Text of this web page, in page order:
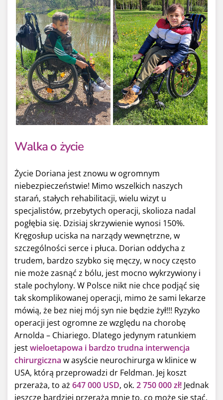
Walka o życie
Życie Doriana jest znowu w ogromnym
niebezpieczeństwie! Mimo wszelkich naszych
starań, stałych rehabilitacji, wielu wizyt u
specjalistów, przebytych operacji, skolioza nadal
pogłębia się. Dzisiaj skrzywienie wynosi 150%.
Kręgosłup uciska na narządy wewnętrzne, w
szczególności serce i płuca. Dorian oddycha z
trudem, bardzo szybko się męczy, w nocy często
nie może zasnąć z bólu, jest mocno wykrzywiony i
stale pochylony. W Polsce nikt nie chce podjąć się
tak skomplikowanej operacji, mimo że sami lekarze
mówią, że bez niej mój syn nie będzie żył!!! Ryzyko
operacji jest ogromne ze względu na chorobę
Arnolda – Chiariego. Dlatego jedynym ratunkiem
jestwieloetapowa i bardzo trudna interwencja
chirurgiczna w asyście neurochirurga w klinice w
USA, którą przeprowadzi dr Feldman. Jej koszt
przeraża, to aż 647 000 USD, ok. 2 750 000 zł! Jednak
jeszcze bardziej przeraża mnie to, co może się stać,